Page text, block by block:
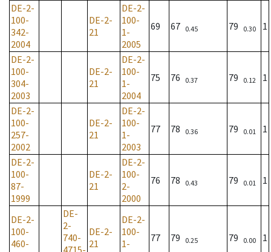
DE-2-
100-
342-
2004
DE-2-
21
DE-2-
100-
1-
2005
69 67 0.45 79 0.30 1
DE-2-
100-
304-
2003
DE-2-
21
DE-2-
100-
1-
2004
75 76 0.37 79 0.12 1
DE-2-
100-
257-
2002
DE-2-
21
DE-2-
100-
1-
2003
77 78 0.36 79 0.01 1
DE-2-
100-
87-
1999
DE-2-
21
DE-2-
100-
2-
2000
76 78 0.43 79 0.01 1
DE-2-
100-
460-
DE-
2-
740-
DE-2-
21
DE-2-
100-
1-
77 79 0.25 79 0.00 1